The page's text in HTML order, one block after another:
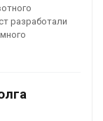
разработали